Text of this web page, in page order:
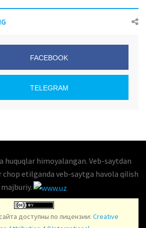
FACEBOOK
TELEGRAM
huquqlar himoyalangan. Veb-saytdan
etilganda veb-saytga havola qilish
majburiy.
доступны по лицензии: Creative